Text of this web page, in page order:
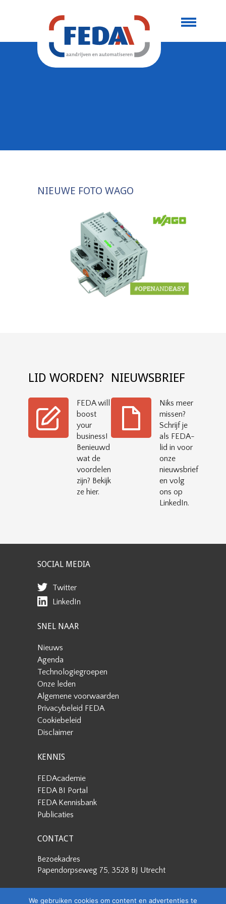
NIEUWE FOTO WAGO
LID WORDEN?
FEDA will
boost
your
business!
Benieuwd
wat de
voordelen
zijn? Bekijk
ze hier.
NIEUWSBRIEF
Niks meer
missen?
Schrijf je
als FEDA-
lid in voor
onze
nieuwsbrief
en volg
ons op
LinkedIn.
SOCIAL MEDIA
Twitter
LinkedIn
SNEL NAAR
Nieuws
Agenda
Technologiegroepen
Onze leden
Algemene voorwaarden
Privacybeleid FEDA
Cookiebeleid
Disclaimer
KENNIS
FEDAcademie
FEDA BI Portal
FEDA Kennisbank
Publicaties
CONTACT
Bezoekadres
Papendorpseweg 75, 3528 BJ Utrecht
We gebruiken cookies om content en advertenties te